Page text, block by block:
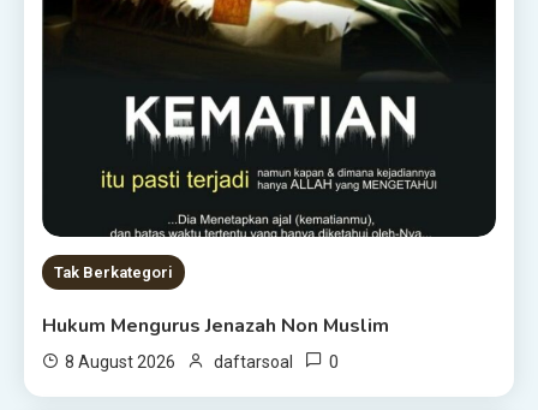
Tak Berkategori
Hukum Mengurus Jenazah Non Muslim
8 August 2026 daftarsoal 0